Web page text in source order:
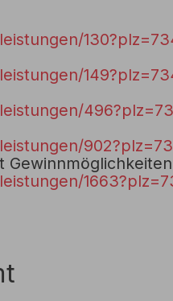
Gewinnmöglichkeiten